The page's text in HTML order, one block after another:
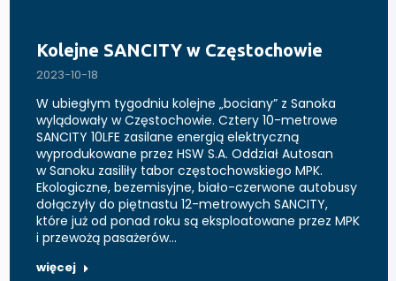
Kolejne SANCITY w Częstochowie
2023-10-18
W ubiegłym tygodniu kolejne „bociany” z Sanoka
wylądowały w Częstochowie. Cztery 10-metrowe
SANCITY 10LFE zasilane energią elektryczną
wyprodukowane przez HSW S.A. Oddział Autosan
w Sanoku zasiliły tabor częstochowskiego MPK.
Ekologiczne, bezemisyjne, biało-czerwone autobusy
dołączyły do piętnastu 12-metrowych SANCITY,
które już od ponad roku są eksploatowane przez MPK
i przewożą pasażerów…
więcej